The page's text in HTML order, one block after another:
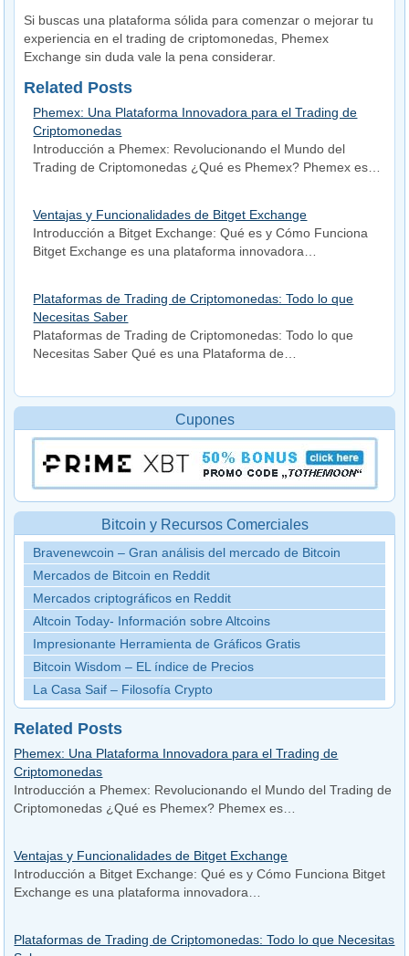
Si buscas una plataforma sólida para comenzar o mejorar tu
experiencia en el trading de criptomonedas, Phemex
Exchange sin duda vale la pena considerar.
Related Posts
Phemex: Una Plataforma Innovadora para el Trading de
Criptomonedas
Introducción a Phemex: Revolucionando el Mundo del
Trading de Criptomonedas ¿Qué es Phemex? Phemex es…
Ventajas y Funcionalidades de Bitget Exchange
Introducción a Bitget Exchange: Qué es y Cómo Funciona
Bitget Exchange es una plataforma innovadora…
Plataformas de Trading de Criptomonedas: Todo lo que
Necesitas Saber
Plataformas de Trading de Criptomonedas: Todo lo que
Necesitas Saber Qué es una Plataforma de…
Cupones
Bitcoin y Recursos Comerciales
Bravenewcoin – Gran análisis del mercado de Bitcoin
Mercados de Bitcoin en Reddit
Mercados criptográficos en Reddit
Altcoin Today- Información sobre Altcoins
Impresionante Herramienta de Gráficos Gratis
Bitcoin Wisdom – EL índice de Precios
La Casa Saif – Filosofía Crypto
Related Posts
Phemex: Una Plataforma Innovadora para el Trading de
Criptomonedas
Introducción a Phemex: Revolucionando el Mundo del Trading de
Criptomonedas ¿Qué es Phemex? Phemex es…
Ventajas y Funcionalidades de Bitget Exchange
Introducción a Bitget Exchange: Qué es y Cómo Funciona Bitget
Exchange es una plataforma innovadora…
Plataformas de Trading de Criptomonedas: Todo lo que Necesitas